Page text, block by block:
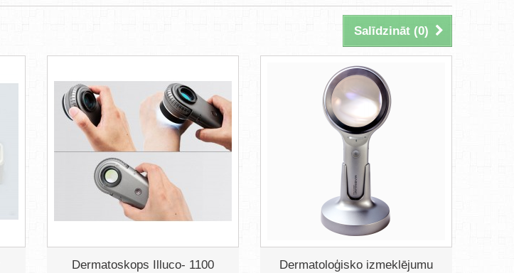
Salīdzināt (0)
Dermatoskops Illuco- 1100
Dermatoloģisko izmeklējumu